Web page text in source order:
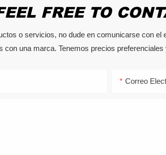
FREE TO
o servicios, no dude en comunicarse con
con una marca. Tenemos precios
Correo